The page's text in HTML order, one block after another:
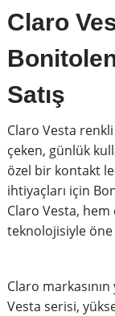
Claro
Satış
Claro Vesta
çeken, günlük
özel bir kontakt
ihtiyaçları için
Claro Vesta,
teknolojisiyle öne
Claro
Vesta serisi,